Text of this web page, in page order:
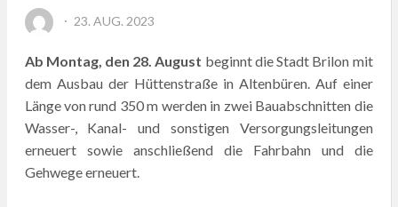
POSTED
23. AUG. 2023
Ab Montag, den 28. August beginnt die Stadt Brilon mit
dem Ausbau der Hüttenstraße in Altenbüren. Auf einer
Länge von rund 350 m werden in zwei Bauabschnitten die
Wasser-, Kanal- und sonstigen Versorgungsleitungen
erneuert sowie anschließend die Fahrbahn und die
Gehwege erneuert.